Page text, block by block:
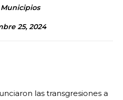
Municipios
25, 2024
las transgresiones a